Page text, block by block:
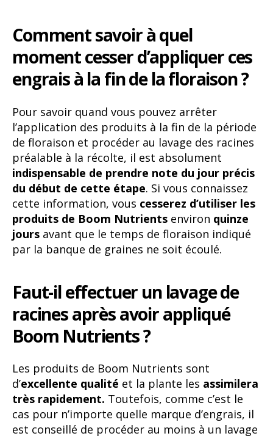
Comment savoir à quel
moment cesser d’appliquer ces
engrais à la fin de la floraison ?
Pour savoir quand vous pouvez arrêter
l’application des produits à la fin de la période
de floraison et procéder au lavage des racines
préalable à la récolte, il est absolument
indispensable de prendre note du jour précis
du début de cette étape. Si vous connaissez
cette information, vous cesserez d’utiliser les
produits de Boom Nutrients environ quinze
jours avant que le temps de floraison indiqué
par la banque de graines ne soit écoulé.
Faut-il effectuer un lavage de
racines après avoir appliqué
Boom Nutrients ?
Les produits de Boom Nutrients sont
d’excellente qualité et la plante les assimilera
très rapidement. Toutefois, comme c’est le
cas pour n’importe quelle marque d’engrais, il
est conseillé de procéder au moins à un lavage